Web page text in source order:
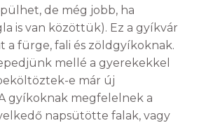
de még jobb, ha
is van közöttük). Ez a gyíkvár
a fürge, fali és zöldgyíkoknak.
mellé a gyerekekkel
e már új
gyíkoknak megfelelnek a
napsütötte falak, vagy